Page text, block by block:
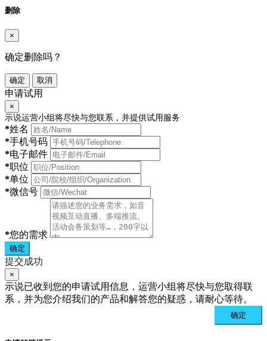
删除
×
确定删除吗？
确定 取消
申请试用
×
示说运营小组将尽快与您联系，并提供试用服务
*姓名
*手机号码
*电子邮件
*职位
*单位
*微信号
*您的需求
确定
提交成功
×
示说已收到您的申请试用信息，运营小组将尽快与您取得联
系，并为您介绍我们的产品和解答您的疑惑，请耐心等待。
确定